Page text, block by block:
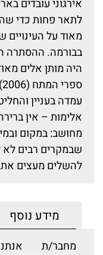
אירגוני עובדים
לתאר פחות כדי
מאוד על
בבורמה. ההסתרה
היה מותן אלים
עמדה בעניין
אלימות – אין
מחושב: במקום
שבמקרים רבים
להשלים מעצים את
מידע נוסף
מחבר/ת